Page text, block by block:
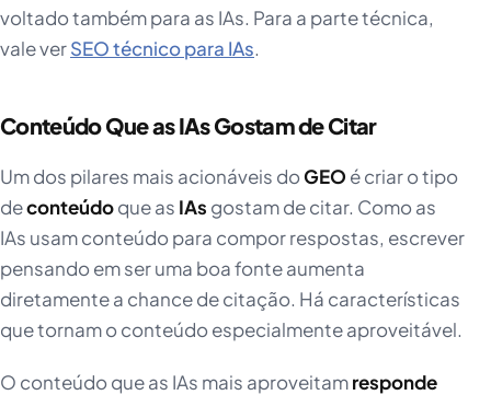
voltado também para as IAs. Para a parte técnica,
vale verSEO técnico para IAs.
Conteúdo Que as IAs Gostam de Citar
Um dos pilares mais acionáveis doGEO é criar o tipo
deconteúdoque as IAs gostam de citar. Como as
IAs usam conteúdo para compor respostas, escrever
pensando em ser uma boa fonte aumenta
diretamente a chance de citação. Há características
que tornam o conteúdo especialmente aproveitável.
O conteúdo que as IAs mais aproveitamresponde